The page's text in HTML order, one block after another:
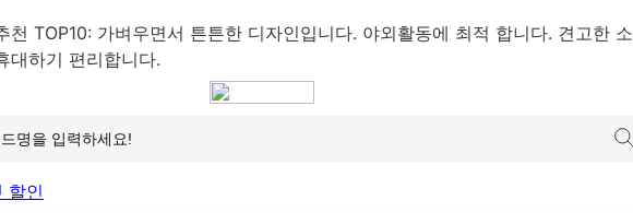
천 TOP10: 가벼우면서 튼튼한 디자인입니다. 야외활동에 최적 합니다. 견고한 소
대하기 편리합니다.